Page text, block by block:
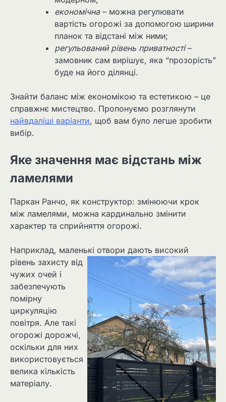
економічна – можна регулювати
вартість огорожі за допомогою ширини
планок та відстані між ними;
регульований рівень приватності–
замовник сам вирішує, яка “прозорість”
буде на його ділянці.
Знайти баланс між економікою та естетикою – це
справжнє мистецтво. Пропонуємо розглянути
найвдаліші варіанти, щоб вам було легше зробити
вибір.
Яке значення має відстань між
ламелями
Паркан Ранчо, як конструктор: змінюючи крок
між ламелями, можна кардинально змінити
характер та сприйняття огорожі.
Наприклад, маленькі отвори дають високий
рівень захисту від
чужих очей і
забезпечують
помірну
циркуляцію
повітря. Але такі
огорожі дорожчі,
оскільки для них
використовується
велика кількість
матеріалу.